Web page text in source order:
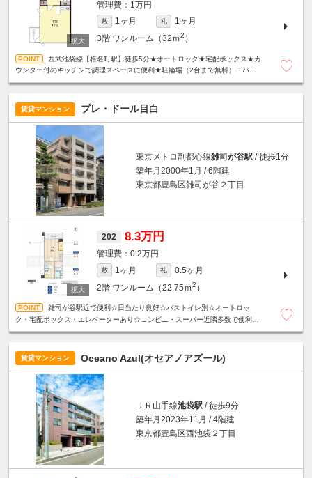
1万円
敷 1ヶ月 礼
1ヶ月
3階 ワンルーム（32ｍ2 ）
西武池袋線【椎名町駅】徒歩5分★オートロック★宅配ボックス★カ
ウンター付のキッチンで調理スペースに便利★駐輪場（2台まで無料）・バイ
賃貸マンション プレ・ドール目白
東京メトロ副都心線雑司が谷駅 / 徒歩1分
築年月2000年1月 / 6階建
東京都豊島区雑司が谷２丁目
202 8.3万円
0.2万円
敷 1ヶ月 礼
0.5ヶ月
2階 ワンルーム（22.75ｍ2 ）
雑司が谷駅近で便利☆日当たり良好☆バストイレ別☆オートロッ
ク・宅配ボックス・エレベーターあり☆コンビニ・スーパー近隣多数で便利な
賃貸マンション Oceano Azul(オセアノアズール)
ＪＲ山手線池袋駅 / 徒歩9分
築年月2023年11月 / 4階建
東京都豊島区西池袋２丁目